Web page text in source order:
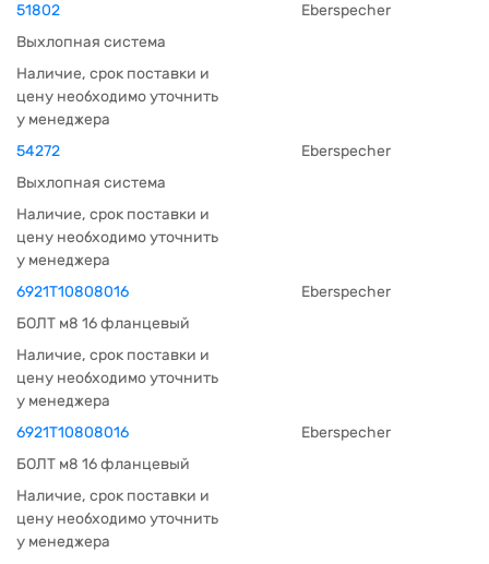
51802
Eberspecher
Выхлопная система
Наличие, срок поставки и
цену необходимо уточнить
у менеджера
54272
Eberspecher
Выхлопная система
Наличие, срок поставки и
цену необходимо уточнить
у менеджера
6921T10808016
Eberspecher
БОЛТ м8 16 фланцевый
Наличие, срок поставки и
цену необходимо уточнить
у менеджера
6921T10808016
Eberspecher
БОЛТ м8 16 фланцевый
Наличие, срок поставки и
цену необходимо уточнить
у менеджера